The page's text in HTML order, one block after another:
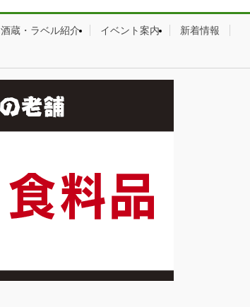
酒蔵・ラベル紹介 イベント案内 新着情報